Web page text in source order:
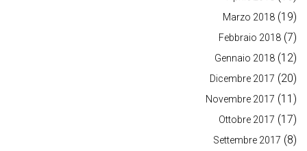
Marzo 2018 (19)
Febbraio 2018 (7)
Gennaio 2018 (12)
Dicembre 2017 (20)
Novembre 2017 (11)
Ottobre 2017 (17)
Settembre 2017 (8)